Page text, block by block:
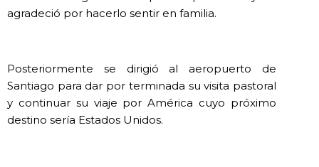
agradeció por hacerlo sentir en familia.
Posteriormente se dirigió al aeropuerto de
Santiago para dar por terminada su visita pastoral
y continuar su viaje por América cuyo próximo
destino sería Estados Unidos.